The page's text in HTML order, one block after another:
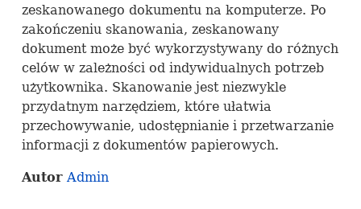
zeskanowanego dokumentu na komputerze. Po
zakończeniu skanowania, zeskanowany
dokument może być wykorzystywany do różnych
celów w zależności od indywidualnych potrzeb
użytkownika. Skanowanie jest niezwykle
przydatnym narzędziem, które ułatwia
przechowywanie, udostępnianie i przetwarzanie
informacji z dokumentów papierowych.
AutorAdmin